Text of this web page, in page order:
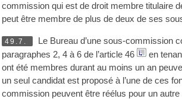
commission qui est de droit membre titulaire
peut être membre de plus de deux de ses
49.7.
Le Bureau d’une sous-commission
paragraphes 2, 4 à 6 de l’article 46
en
ont été membres durant au moins un an
un seul candidat est proposé à l’une de ces
commission peuvent être réélus pour un autre